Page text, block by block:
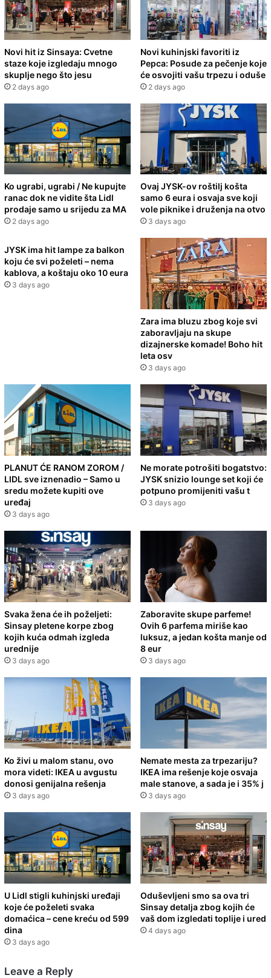
Novi hit iz Sinsaya: Cvetne
staze koje izgledaju mnogo
skuplje nego što jesu
2 days ago
Novi kuhinjski favoriti iz
Pepca: Posude za pečenje koje
će osvojiti vašu trpezu i oduše
2 days ago
Ko ugrabi, ugrabi / Ne kupujte
ranac dok ne vidite šta Lidl
prodaje samo u srijedu za MA
2 days ago
Ovaj JYSK-ov roštilj košta
samo 6 eura i osvaja sve koji
vole piknike i druženja na otvo
3 days ago
JYSK ima hit lampe za balkon
koju će svi poželeti – nema
kablova, a koštaju oko 10 eura
3 days ago
Zara ima bluzu zbog koje svi
zaboravljaju na skupe
dizajnerske komade! Boho hit
leta osv
3 days ago
PLANUT ĆE RANOM ZOROM /
LIDL sve iznenadio – Samo u
sredu možete kupiti ove
uređaj
3 days ago
Ne morate potrošiti bogatstvo:
JYSK snizio lounge set koji će
potpuno promijeniti vašu t
3 days ago
Svaka žena će ih poželjeti:
Sinsay pletene korpe zbog
kojih kuća odmah izgleda
urednije
3 days ago
Zaboravite skupe parfeme!
Ovih 6 parfema miriše kao
luksuz, a jedan košta manje od
8 eur
3 days ago
Ko živi u malom stanu, ovo
mora videti: IKEA u avgustu
donosi genijalna rešenja
3 days ago
Nemate mesta za trpezariju?
IKEA ima rešenje koje osvaja
male stanove, a sada je i 35% j
3 days ago
U Lidl stigli kuhinjski uređaji
koje će poželeti svaka
domaćica – cene kreću od 599
dina
3 days ago
Oduševljeni smo sa ova tri
Sinsay detalja zbog kojih će
vaš dom izgledati toplije i ured
4 days ago
Leave a Reply